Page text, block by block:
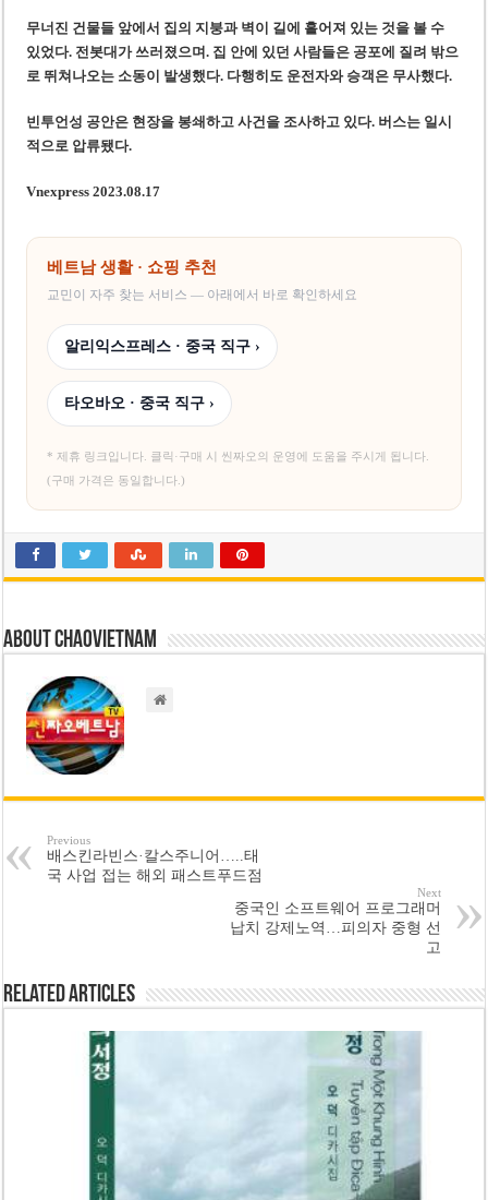
무너진 건물들 앞에서 집의 지붕과 벽이 길에 흩어져 있는 것을 볼 수
있었다. 전봇대가 쓰러졌으며. 집 안에 있던 사람들은 공포에 질려 밖으
로 뛰쳐나오는 소동이 발생했다. 다행히도 운전자와 승객은 무사했다.
빈투언성 공안은 현장을 봉쇄하고 사건을 조사하고 있다. 버스는 일시
적으로 압류됐다.
Vnexpress 2023.08.17
베트남 생활 · 쇼핑 추천
교민이 자주 찾는 서비스 — 아래에서 바로 확인하세요
알리익스프레스 · 중국 직구 ›
타오바오 · 중국 직구 ›
* 제휴 링크입니다. 클릭·구매 시 씬짜오의 운영에 도움을 주시게 됩니다.
(구매 가격은 동일합니다.)
About chaovietnam
Previous
배스킨라빈스·칼스주니어…..태
국 사업 접는 해외 패스트푸드점
Next
중국인 소프트웨어 프로그래머
납치 강제노역…피의자 중형 선
고
Related Articles